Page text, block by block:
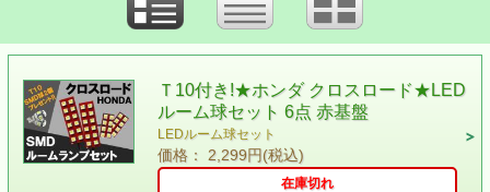
Ｔ10付き!★ホンダ クロスロード★LED
ルーム球セット 6点 赤基盤
LEDルーム球セット
価格： 2,299円(税込)
在庫切れ